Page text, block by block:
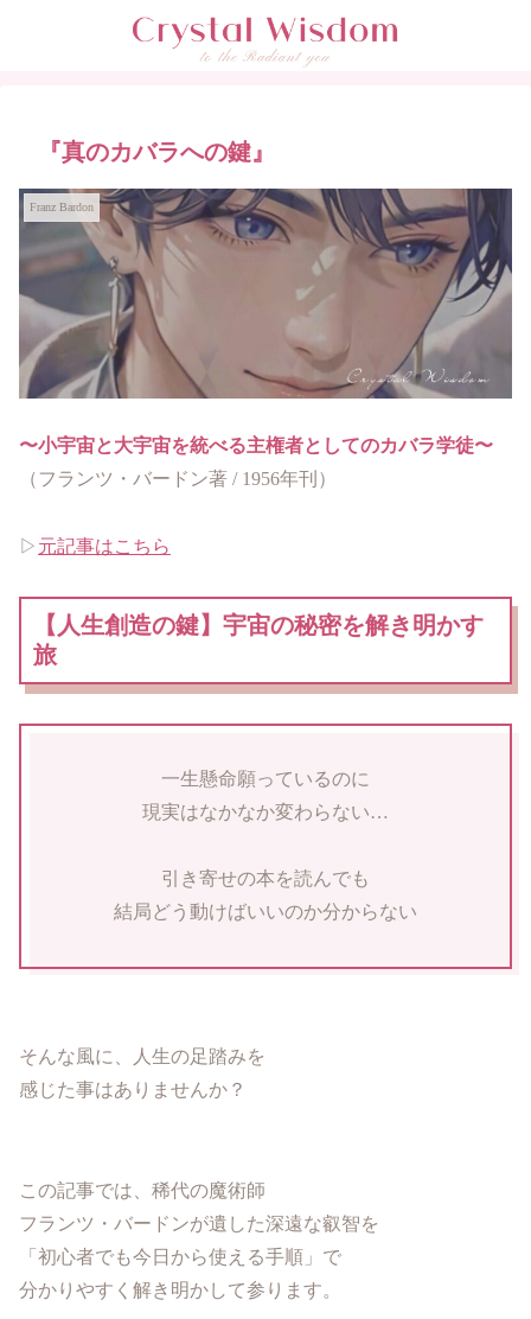
『真のカバラへの鍵』
Franz Bardon
〜小宇宙と大宇宙を統べる主権者としてのカバラ学徒〜
（フランツ・バードン著 / 1956年刊）
▷ 元記事はこちら
【人生創造の鍵】宇宙の秘密を解き明かす
旅
一生懸命願っているのに
現実はなかなか変わらない…
引き寄せの本を読んでも
結局どう動けばいいのか分からない
そんな風に、人生の足踏みを
感じた事はありませんか？
この記事では、稀代の魔術師
フランツ・バードンが遺した深遠な叡智を
「初心者でも今日から使える手順」で
分かりやすく解き明かして参ります。